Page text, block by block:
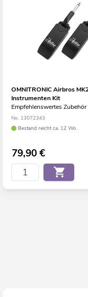
OMNITRONIC Airbros
Instrumenten Kit
Empfehlenswertes Zubehör
No. 13072343
Bestand reicht ca. 12 Wo.
79,90€